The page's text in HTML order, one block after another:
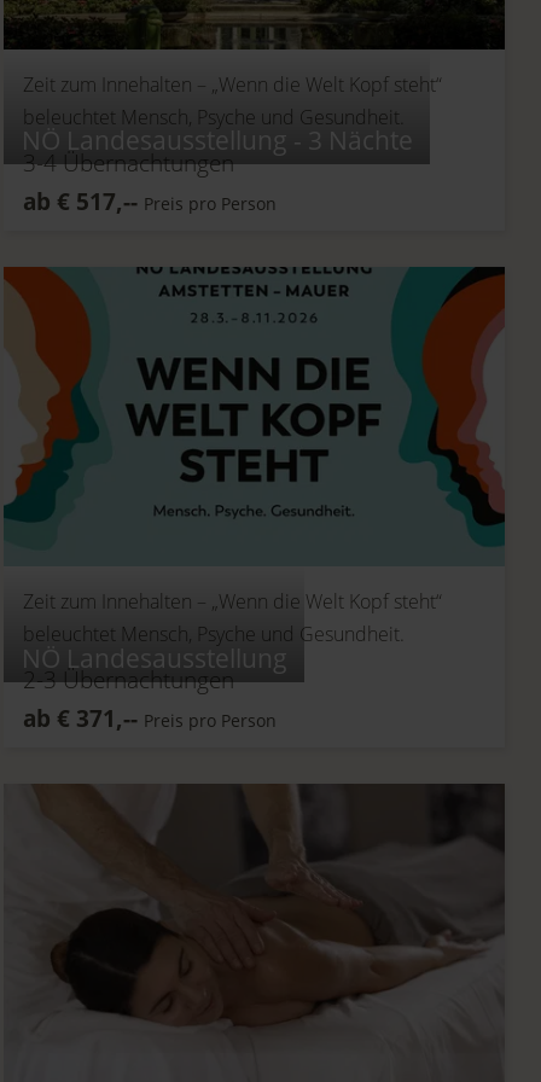
NÖ Landesausstellung - 3 Nächte
Zeit zum Innehalten – „Wenn die Welt Kopf steht“
beleuchtet Mensch, Psyche und Gesundheit.
3-4Übernachtungen
ab € 517,-- Preis pro Person
NÖ Landesausstellung
Zeit zum Innehalten – „Wenn die Welt Kopf steht“
beleuchtet Mensch, Psyche und Gesundheit.
2-3Übernachtungen
ab € 371,-- Preis pro Person